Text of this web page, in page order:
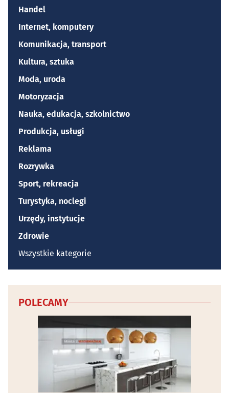
Handel
Internet, komputery
Komunikacja, transport
Kultura, sztuka
Moda, uroda
Motoryzacja
Nauka, edukacja, szkolnictwo
Produkcja, usługi
Reklama
Rozrywka
Sport, rekreacja
Turystyka, noclegi
Urzędy, instytucje
Zdrowie
Wszystkie kategorie
POLECAMY